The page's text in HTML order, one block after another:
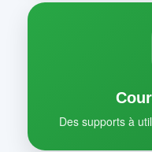
Des supports à